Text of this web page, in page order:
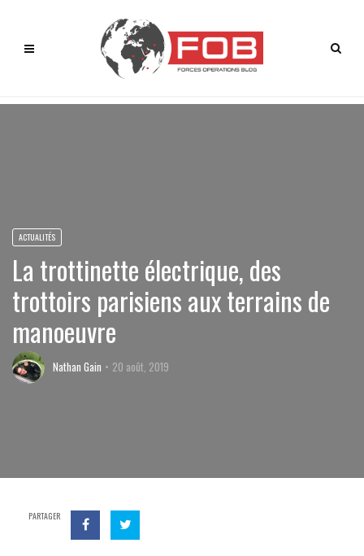
ACTUALITÉS
La trottinette électrique, des
trottoirs parisiens aux terrains de
manoeuvre
Nathan Gain 20 août, 2019
PARTAGER